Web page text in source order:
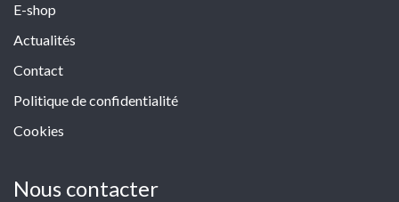
E-shop
Actualités
Contact
Politique de confidentialité
Cookies
Nous contacter